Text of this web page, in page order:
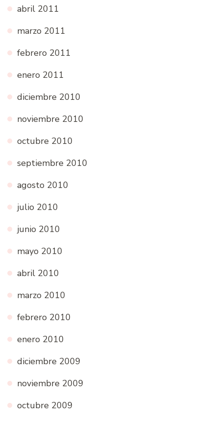
abril 2011
marzo 2011
febrero 2011
enero 2011
diciembre 2010
noviembre 2010
octubre 2010
septiembre 2010
agosto 2010
julio 2010
junio 2010
mayo 2010
abril 2010
marzo 2010
febrero 2010
enero 2010
diciembre 2009
noviembre 2009
octubre 2009